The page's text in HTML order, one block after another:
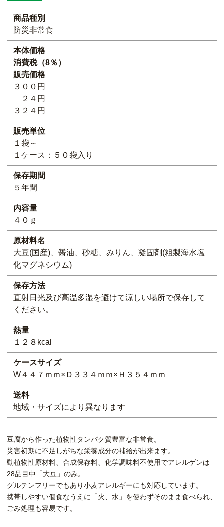
商品種別
防災非常食
本体価格
消費税（8％）
販売価格
３００円
２４円
３２４円
販売単位
１袋～
１ケース：５０袋入り
保存期間
５年間
内容量
４０ｇ
原材料名
大豆(国産)、醤油、砂糖、みりん、凝固剤(粗製海水塩
化マグネシウム)
保存方法
直射日光及び高温多湿を避けて涼しい場所で保存して
ください。
熱量
１２８kcal
ケースサイズ
W４４７ｍｍ×Ｄ３３４ｍｍ×Ｈ３５４ｍｍ
送料
地域・サイズにより異なります
豆腐から作った植物性タンパク質豊富な非常食。
災害初期に不足しがちな栄養成分の補給が出来ます。
動植物性原材料、合成保存料、化学調味料不使用でアレルゲンは
28品目中「大豆」のみ。
グルテンフリーでもあり小麦アレルギーにも対応しています。
携帯しやすい個食なうえに「火、水」を使わずそのまま食べられ、
ごみ処理も容易です。